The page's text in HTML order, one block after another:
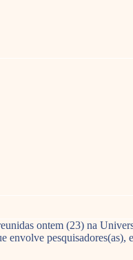
ontem (23) na